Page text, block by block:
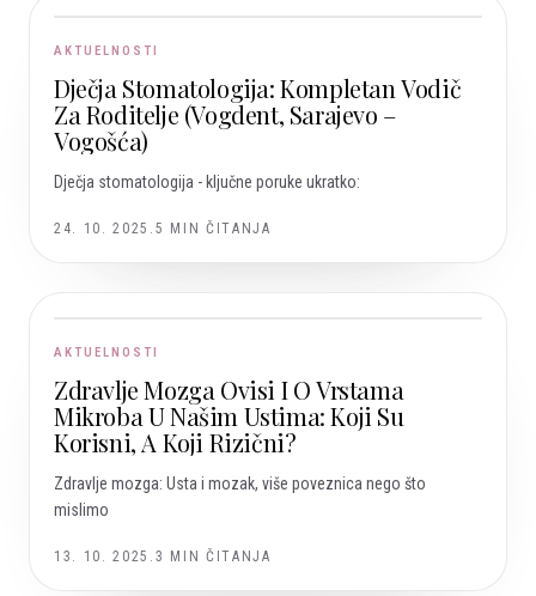
AKTUELNOSTI
Dječja Stomatologija: Kompletan Vodič
Za Roditelje (Vogdent, Sarajevo –
Vogošća)
Dječja stomatologija - ključne poruke ukratko:
24. 10. 2025. 5 MIN ČITANJA
AKTUELNOSTI
Zdravlje Mozga Ovisi I O Vrstama
Mikroba U Našim Ustima: Koji Su
Korisni, A Koji Rizični?
Zdravlje mozga: Usta i mozak, više poveznica nego što
mislimo
13. 10. 2025. 3 MIN ČITANJA